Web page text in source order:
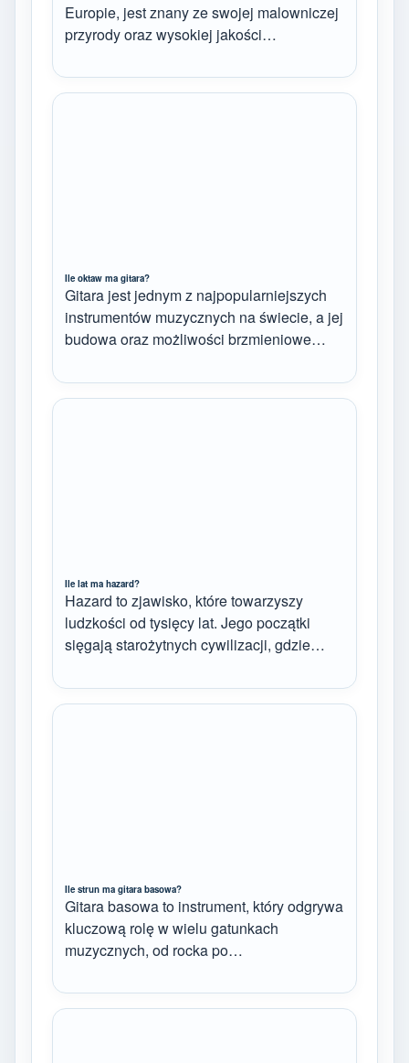
Europie, jest znany ze swojej malowniczej
przyrody oraz wysokiej jakości…
Ile oktaw ma gitara?
Gitara jest jednym z najpopularniejszych
instrumentów muzycznych na świecie, a jej
budowa oraz możliwości brzmieniowe…
Ile lat ma hazard?
Hazard to zjawisko, które towarzyszy
ludzkości od tysięcy lat. Jego początki
sięgają starożytnych cywilizacji, gdzie…
Ile strun ma gitara basowa?
Gitara basowa to instrument, który odgrywa
kluczową rolę w wielu gatunkach
muzycznych, od rocka po…